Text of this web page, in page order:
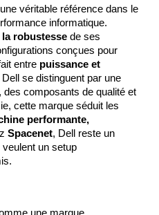
véritable référence dans le
informatique.
robustesse de ses
conçues pour
entre puissance et
se distinguent par une
composants de qualité et
cette marque séduit les
performante,
Spacenet, Dell reste un
un setup